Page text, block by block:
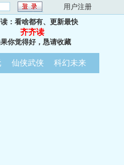
用户注册
：看啥都有、更新最快
齐齐读
你觉得好，恳请收藏
仙侠武侠 科幻未来